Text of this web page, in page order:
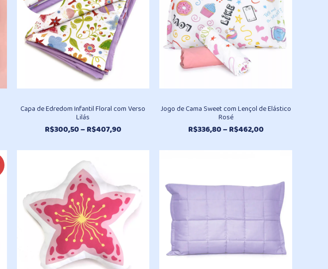
Capa de Edredom Infantil Floral com Verso
Lilás
R$300,50–R$407,90Faixa
preço:
R$407,90
Jogo de Cama Sweet com Lençol de Elástico
Rosé
R$336,80–R$462,00Faixa
preço:
R$462,00